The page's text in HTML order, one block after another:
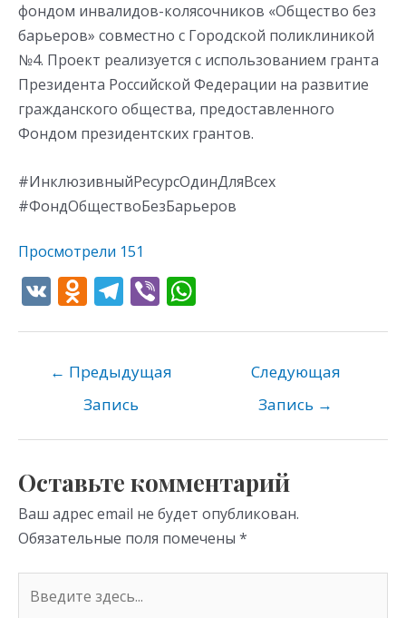
фондом инвалидов-колясочников «Общество без
барьеров» совместно с Городской поликлиникой
№4. Проект реализуется с использованием гранта
Президента Российской Федерации на развитие
гражданского общества, предоставленного
Фондом президентских грантов.
#ИнклюзивныйРесурсОдинДляВсех
#ФондОбществоБезБарьеров
Просмотрели 151
V O
o
kl
as
ni
ki
T
gr
a
m
Vi
p
← Предыдущая
Запись
Следующая
Запись →
Оставьте комментарий
Ваш адрес email не будет опубликован.
Обязательные поля помечены *
здесь...